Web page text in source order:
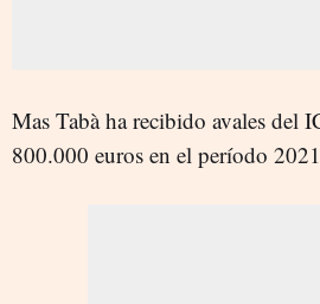
Mas Tabà ha recibido avales del
800.000 euros en el período